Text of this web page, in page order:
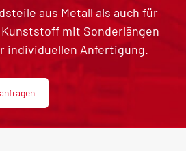
aus Metall als auch für
mit Sonderlängen
individuellen Anfertigung.